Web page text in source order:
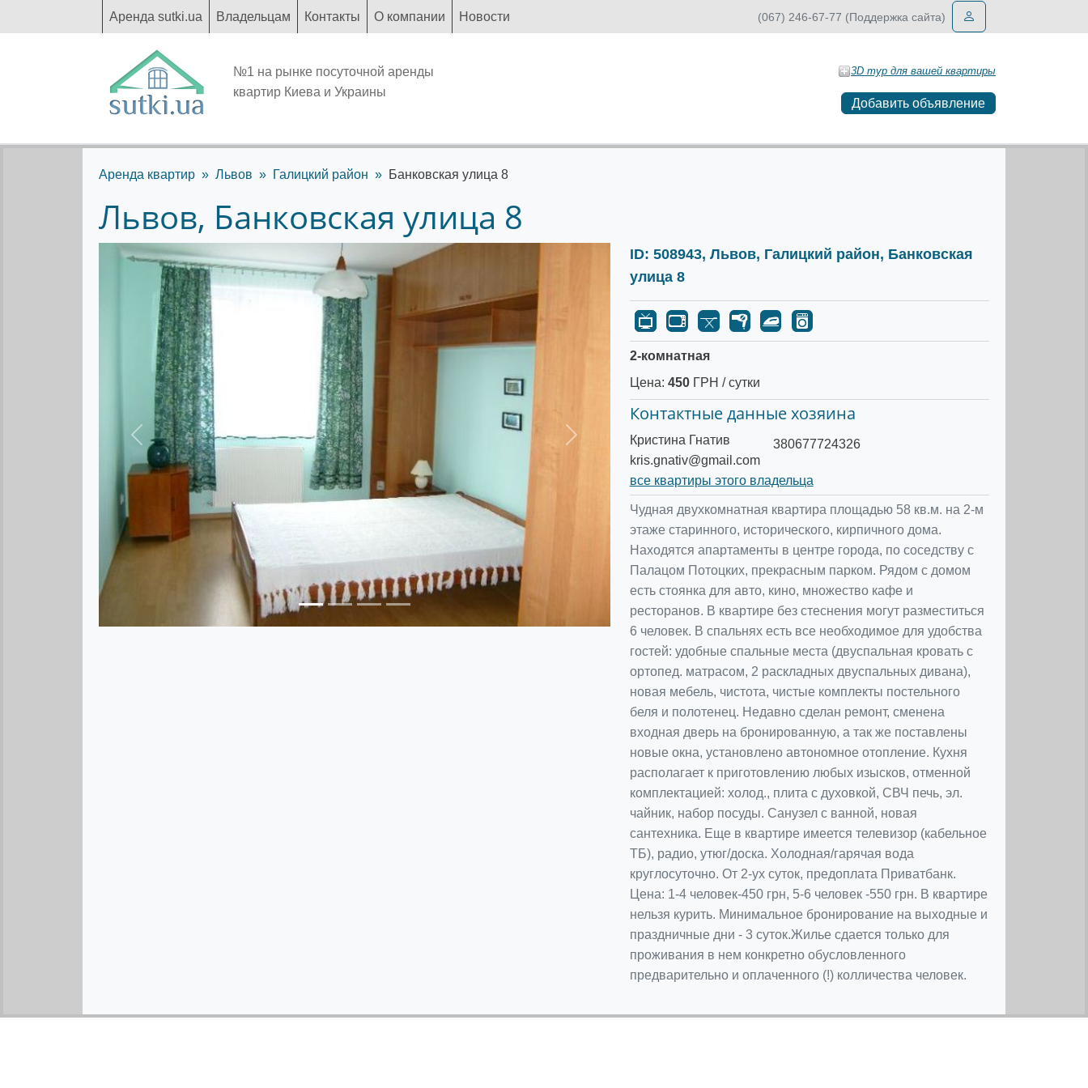
Аренда sutki.ua Владельцам Контакты О компании Новости (067) 246-67-77 (Поддержка сайта)
№1 на рынке посуточной аренды
квартир Киева и Украины
3D тур для вашей квартиры
Добавить объявление
Аренда квартир Львов Галицкий район Банковская улица 8
Львов, Банковская улица 8
Предыдущее Следующее
ID: 508943, Львов, Галицкий район, Банковская
улица 8
2-комнатная
Цена: 450ГРН / сутки
Контактные данные хозяина
Кристина Гнатив
kris.gnativ@gmail.com
380677724326
все квартиры этого владельца
Чудная двухкомнатная квартира площадью 58 кв.м. на 2-м
этаже старинного, исторического, кирпичного дома.
Находятся апартаменты в центре города, по соседству с
Палацом Потоцких, прекрасным парком. Рядом с домом
есть стоянка для авто, кино, множество кафе и
ресторанов. В квартире без стеснения могут разместиться
6 человек. В спальнях есть все необходимое для удобства
гостей: удобные спальные места (двуспальная кровать с
ортопед. матрасом, 2 раскладных двуспальных дивана),
новая мебель, чистота, чистые комплекты постельного
беля и полотенец. Недавно сделан ремонт, сменена
входная дверь на бронированную, а так же поставлены
новые окна, установлено автономное отопление. Кухня
располагает к приготовлению любых изысков, отменной
комплектацией: холод., плита с духовкой, СВЧ печь, эл.
чайник, набор посуды. Санузел с ванной, новая
сантехника. Еще в квартире имеется телевизор (кабельное
ТБ), радио, утюг/доска. Холодная/гарячая вода
круглосуточно. От 2-ух суток, предоплата Приватбанк.
Цена: 1-4 человек-450 грн, 5-6 человек -550 грн. В квартире
нельзя курить. Минимальное бронирование на выходные и
праздничные дни - 3 суток.Жилье сдается только для
проживания в нем конкретно обусловленного
предварительно и оплаченного (!) колличества человек.